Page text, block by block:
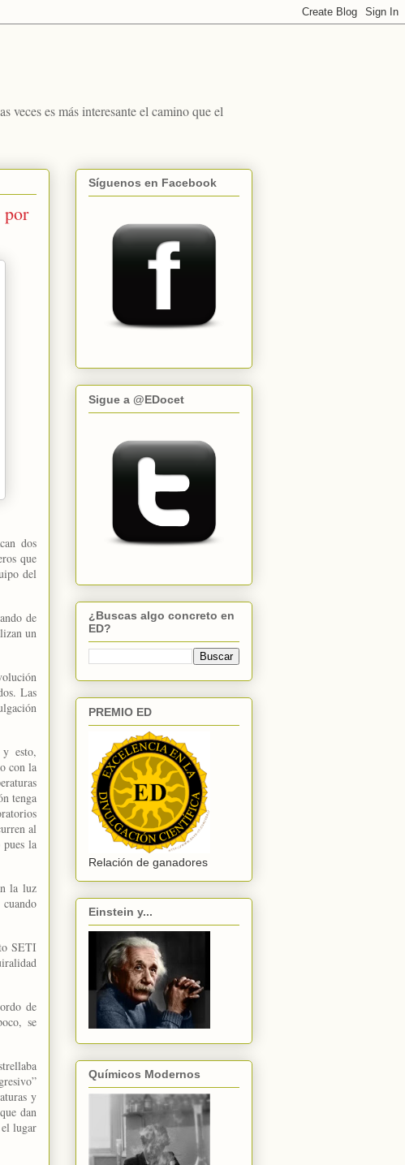
veces es más interesante el camino que el
por
dos
que
del
de
un
Las
esto,
con la
tenga
al
pues la
la luz
SETI
de
se
y
dan
lugar
Síguenos en Facebook
Sigue a @EDocet
¿Buscas algo concreto en
ED?
PREMIO ED
Relación de ganadores
Einstein y...
Químicos Modernos